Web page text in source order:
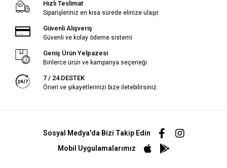
Hızlı Teslimat
Siparişleriniz en kısa sürede elinize ulaşır.
Güvenli Alışveriş
Güvenli ve kolay ödeme sistemi
Geniş Ürün Yelpazesi
Binlerce ürün ve kampanya seçeneği
7 / 24 DESTEK
Öneri ve şikayetlerinizi bize iletebilirsiniz.
Sosyal Medya'da Bizi Takip Edin
Mobil Uygulamalarımız